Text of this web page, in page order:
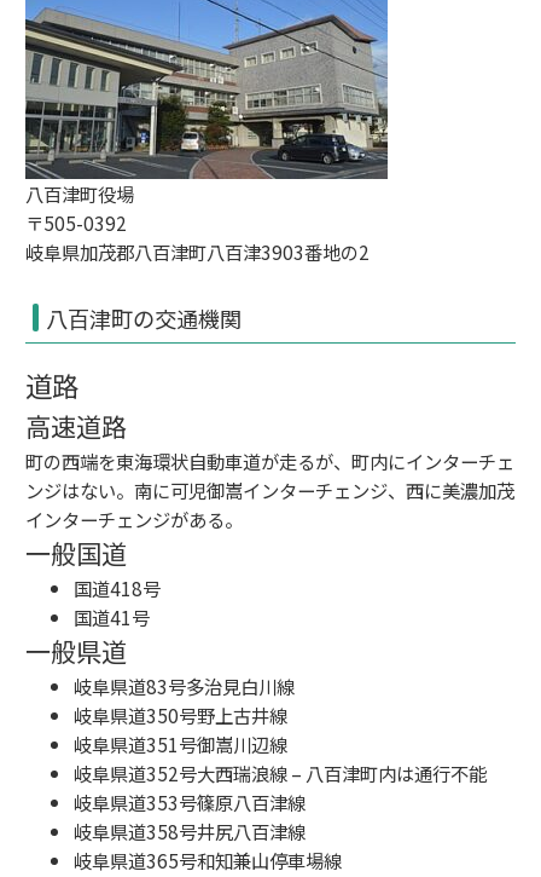
八百津町役場
〒505-0392
岐阜県加茂郡八百津町八百津3903番地の2
八百津町の交通機関
道路
高速道路
町の西端を東海環状自動車道が走るが、町内にインターチェ
ンジはない。南に可児御嵩インターチェンジ、西に美濃加茂
インターチェンジがある。
一般国道
国道418号
国道41号
一般県道
岐阜県道83号多治見白川線
岐阜県道350号野上古井線
岐阜県道351号御嵩川辺線
岐阜県道352号大西瑞浪線– 八百津町内は通行不能
岐阜県道353号篠原八百津線
岐阜県道358号井尻八百津線
岐阜県道365号和知兼山停車場線